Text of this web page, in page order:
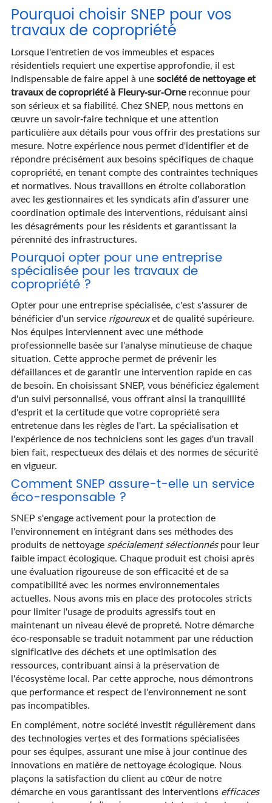
Pourquoi choisir SNEP pour vos
travaux de copropriété
Lorsque l'entretien de vos immeubles et espaces
résidentiels requiert une expertise approfondie, il est
indispensable de faire appel à une société de nettoyage et
travaux de copropriété à Fleury-sur-Ornereconnue pour
son sérieux et sa fiabilité. Chez SNEP, nous mettons en
œuvre un savoir-faire technique et une attention
particulière aux détails pour vous offrir des prestations sur
mesure. Notre expérience nous permet d'identifier et de
répondre précisément aux besoins spécifiques de chaque
copropriété, en tenant compte des contraintes techniques
et normatives. Nous travaillons en étroite collaboration
avec les gestionnaires et les syndicats afin d'assurer une
coordination optimale des interventions, réduisant ainsi
les désagréments pour les résidents et garantissant la
pérennité des infrastructures.
Pourquoi opter pour une entreprise
spécialisée pour les travaux de
copropriété ?
Opter pour une entreprise spécialisée, c'est s'assurer de
bénéficier d'un service rigoureuxet de qualité supérieure.
Nos équipes interviennent avec une méthode
professionnelle basée sur l'analyse minutieuse de chaque
situation. Cette approche permet de prévenir les
défaillances et de garantir une intervention rapide en cas
de besoin. En choisissant SNEP, vous bénéficiez également
d'un suivi personnalisé, vous offrant ainsi la tranquillité
d'esprit et la certitude que votre copropriété sera
entretenue dans les règles de l'art. La spécialisation et
l'expérience de nos techniciens sont les gages d'un travail
bien fait, respectueux des délais et des normes de sécurité
en vigueur.
Comment SNEP assure-t-elle un service
éco-responsable ?
SNEP s'engage activement pour la protection de
l'environnement en intégrant dans ses méthodes des
produits de nettoyage spécialement sélectionnéspour leur
faible impact écologique. Chaque produit est choisi après
une évaluation rigoureuse de son efficacité et de sa
compatibilité avec les normes environnementales
actuelles. Nous avons mis en place des protocoles stricts
pour limiter l'usage de produits agressifs tout en
maintenant un niveau élevé de propreté. Notre démarche
éco-responsable se traduit notamment par une réduction
significative des déchets et une optimisation des
ressources, contribuant ainsi à la préservation de
l'écosystème local. Par cette approche, nous démontrons
que performance et respect de l'environnement ne sont
pas incompatibles.
En complément, notre société investit régulièrement dans
des technologies vertes et des formations spécialisées
pour ses équipes, assurant une mise à jour continue des
innovations en matière de nettoyage écologique. Nous
plaçons la satisfaction du client au cœur de notre
démarche en vous garantissant des interventions efficaces